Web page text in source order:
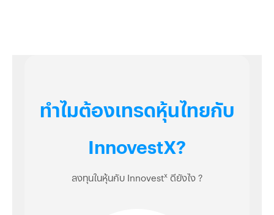
ทำไมต้องเทรดหุ้นไทยกับ
InnovestX?
ลงทุนในหุ้นกับ Innovestx ดียังไง ?